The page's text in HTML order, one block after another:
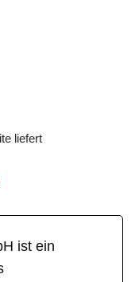
liefert
ist ein